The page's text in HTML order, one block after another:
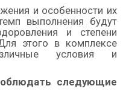
и особенности их
выполнения будут
и степени
этого в комплексе
условия и
следующие